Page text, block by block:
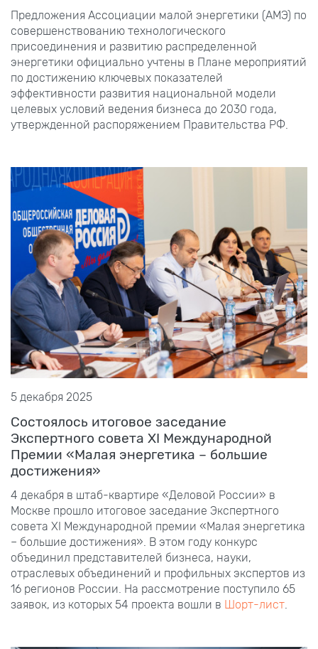
Предложения Ассоциации малой энергетики (АМЭ) по
совершенствованию технологического
присоединения и развитию распределенной
энергетики официально учтены в Плане мероприятий
по достижению ключевых показателей
эффективности развития национальной модели
целевых условий ведения бизнеса до 2030 года,
утвержденной распоряжением Правительства РФ.
5 декабря 2025
Состоялось итоговое заседание
Экспертного совета XI Международной
Премии «Малая энергетика – большие
достижения»
4 декабря в штаб-квартире «Деловой России» в
Москве прошло итоговое заседание Экспертного
совета XI Международной премии «Малая энергетика
– большие достижения». В этом году конкурс
объединил представителей бизнеса, науки,
отраслевых объединений и профильных экспертов из
16 регионов России. На рассмотрение поступило 65
заявок, из которых 54 проекта вошли в Шорт-лист.